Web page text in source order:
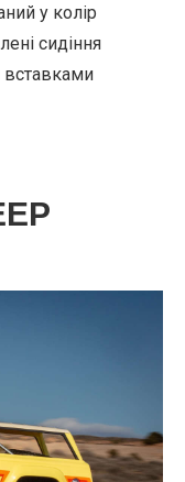
у колір
сидіння
вставками